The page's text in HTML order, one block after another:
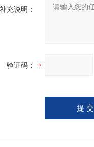
补充说明：
验证码：